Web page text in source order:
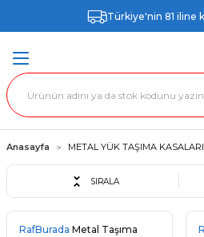
Türkiye'nin 81 iline
Anasayfa METAL YÜK TAŞIMA KASALARI
SIRALA
RafBurada